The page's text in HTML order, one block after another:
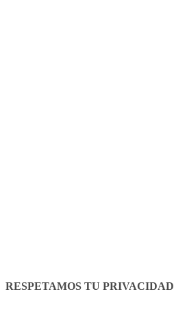
RESPETAMOS TU PRIVACIDAD